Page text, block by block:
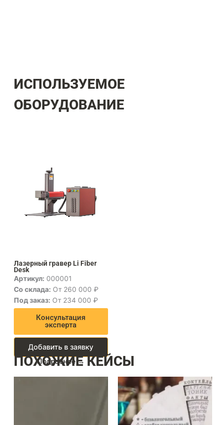
ИСПОЛЬЗУЕМОЕ
ОБОРУДОВАНИЕ
Лазерный гравер Li Fiber
Desk
Артикул: 000001
Со склада: От 260 000 ₽
Под заказ: От 234 000 ₽
Консультация
эксперта
Добавить в заявку
Подробнее →
ПОХОЖИЕ КЕЙСЫ